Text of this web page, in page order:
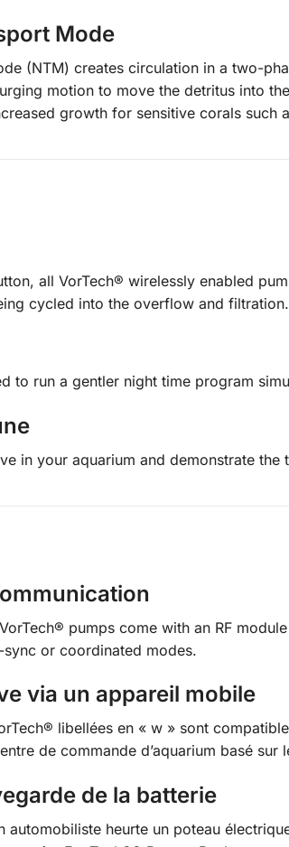
Mode
(NTM) creates circulation in a two-
motion to move the detritus into
growth for sensitive corals such
all VorTech® wirelessly enabled
cycled into the overflow and filtration.
to run a gentler night time program
in your aquarium and demonstrate
pumps come with an RF
or coordinated modes.
via un appareil mobile
libellées en « w » sont
de commande d’aquarium basé sur
de la batterie
automobiliste heurte un poteau